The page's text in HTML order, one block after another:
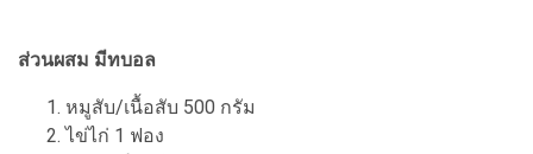
ส่วนผสม มีทบอล
หมูสับ/เนื้อสับ 500 กรัม
ไข่ไก่ 1 ฟอง